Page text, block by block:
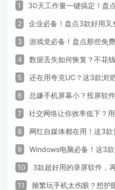
1 30天工作量一键搞定！盘
2 企业必备！盘点3款好用
3 游戏党必备！盘点那些免
4 数据丢失如何恢复？不花
5 还在用夸克UC？这3款浏
6 总嫌手机屏幕小？投屏软
7 社交网络让你效率低下？
8 网红自媒体都在用！这3
9 Windows电脑必备！这3款
10 3款超好用的录屏软件，
11 频繁玩手机太伤眼？想护